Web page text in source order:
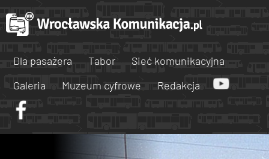
Dla pasażera Tabor
Sieć komunikacyjna
Galeria
Muzeum cyfrowe Redakcja